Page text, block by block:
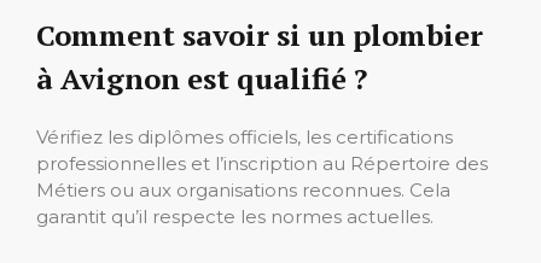
Comment savoir si un plombier
à Avignon est qualifié ?
Vérifiez les diplômes officiels, les certifications
professionnelles et l’inscription au Répertoire des
Métiers ou aux organisations reconnues. Cela
garantit qu’il respecte les normes actuelles.